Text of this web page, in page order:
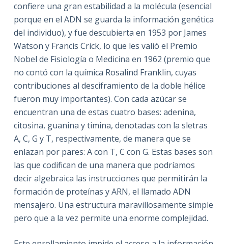
confiere una gran estabilidad a la molécula (esencial
porque en el ADN se guarda la información genética
del individuo), y fue descubierta en 1953 por James
Watson y Francis Crick, lo que les valió el Premio
Nobel de Fisiología o Medicina en 1962 (premio que
no contó con la química Rosalind Franklin, cuyas
contribuciones al desciframiento de la doble hélice
fueron muy importantes). Con cada azúcar se
encuentran una de estas cuatro bases: adenina,
citosina, guanina y timina, denotadas con la sletras
A, C, G y T, respectivamente, de manera que se
enlazan por pares: A con T, C con G. Estas bases son
las que codifican de una manera que podríamos
decir algebraica las instrucciones que permitirán la
formación de proteínas y ARN, el llamado ADN
mensajero. Una estructura maravillosamente simple
pero que a la vez permite una enorme complejidad.